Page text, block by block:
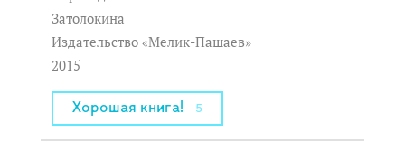
Затолокина
Издательство «Мелик-Пашаев»
2015
Хорошая книга! 5